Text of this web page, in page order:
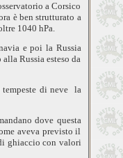
a Corsico
è ben strutturato a
1040 hPa.
e poi la Russia
Russia esteso da
di neve
la
dove questa
aveva previsto il
ghiaccio con valori